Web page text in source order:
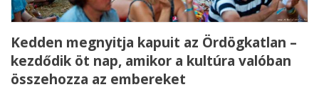
Kedden megnyitja kapuit az Ördögkatlan –
kezdődik öt nap, amikor a kultúra valóban
összehozza az embereket